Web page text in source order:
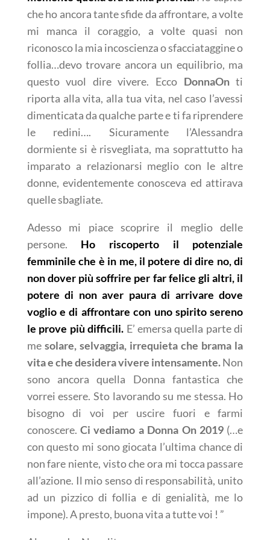
che ho ancora tante sfide da affrontare, a volte
mi manca il coraggio, a volte quasi non
riconosco la mia incoscienza o sfacciataggine o
follia…devo trovare ancora un equilibrio, ma
questo vuol dire vivere. Ecco DonnaOnti
riporta alla vita, alla tua vita, nel caso l’avessi
dimenticata da qualche parte e ti fa riprendere
le redini…. Sicuramente l’Alessandra
dormiente si è risvegliata, ma soprattutto ha
imparato a relazionarsi meglio con le altre
donne, evidentemente conosceva ed attirava
quelle sbagliate.
Adesso mi piace scoprire il meglio delle
persone. Ho riscoperto il potenziale
femminile che è in me, il potere di dire no, di
non dover più soffrire per far felice gli altri, il
potere di non aver paura di arrivare dove
voglio e di affrontare con uno spirito sereno
le prove più difficili. E’ emersa quella parte di
mesolare, selvaggia, irrequieta che brama la
vita e che desidera vivere intensamente.Non
sono ancora quella Donna fantastica che
vorrei essere. Sto lavorando su me stessa. Ho
bisogno di voi per uscire fuori e farmi
conoscere.Ci vediamo a Donna On 2019(…e
con questo mi sono giocata l’ultima chance di
non fare niente, visto che ora mi tocca passare
all’azione. Il mio senso di responsabilità, unito
ad un pizzico di follia e di genialità, me lo
impone). A presto, buona vita a tutte voi ! ”